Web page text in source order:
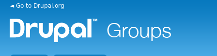
◄ Go to Drupal.org